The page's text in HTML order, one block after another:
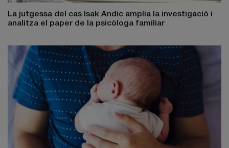
La jutgessa del cas Isak Andic amplia la investigació i
analitza el paper de la psicòloga familiar